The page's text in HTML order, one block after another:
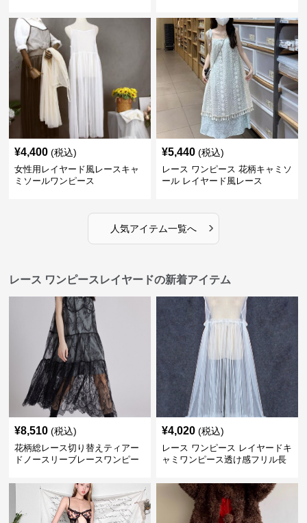
¥4,400 (税込)
女性用レイヤード風レースキャ
ミソールワンピース
¥5,440 (税込)
レース ワンピース 花柄キャミソ
ール レイヤード風レース
人気アイテム一覧へ ›
レース ワンピースレイヤードの新着アイテム
¥8,510 (税込)
花柄総レース切り替えティアー
ドノースリーブレースワンピー
¥4,020 (税込)
レース ワンピース レイヤードキ
ャミワンピース透け感フリル長